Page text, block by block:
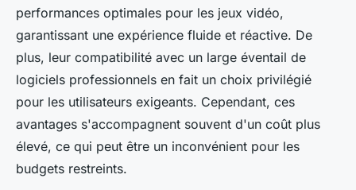
performances optimales pour les jeux vidéo,
garantissant une expérience fluide et réactive. De
plus, leur compatibilité avec un large éventail de
logiciels professionnels en fait un choix privilégié
pour les utilisateurs exigeants. Cependant, ces
avantages s'accompagnent souvent d'un coût plus
élevé, ce qui peut être un inconvénient pour les
budgets restreints.